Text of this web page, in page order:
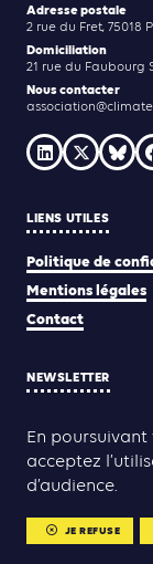
Adresse postale
2 rue du Fret, 75018
Domiciliation
21 rue du Faubourg
Nous contacter
LIENS UTILES
Politique de
Mentions légales
Contact
NEWSLETTER
JE M'INSCRIS
Conception &
En
acceptez
d’audience.
JE REFUSE